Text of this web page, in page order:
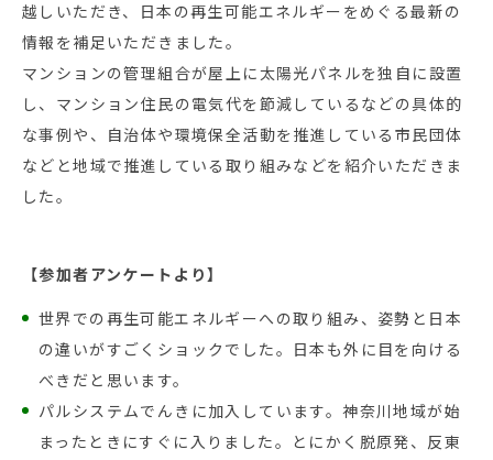
越しいただき、日本の再生可能エネルギーをめぐる最新の
情報を補足いただきました。
マンションの管理組合が屋上に太陽光パネルを独自に設置
し、マンション住民の電気代を節減しているなどの具体的
な事例や、自治体や環境保全活動を推進している市民団体
などと地域で推進している取り組みなどを紹介いただきま
した。
【参加者アンケートより】
世界での再生可能エネルギーへの取り組み、姿勢と日本
の違いがすごくショックでした。日本も外に目を向ける
べきだと思います。
パルシステムでんきに加入しています。神奈川地域が始
まったときにすぐに入りました。とにかく脱原発、反東